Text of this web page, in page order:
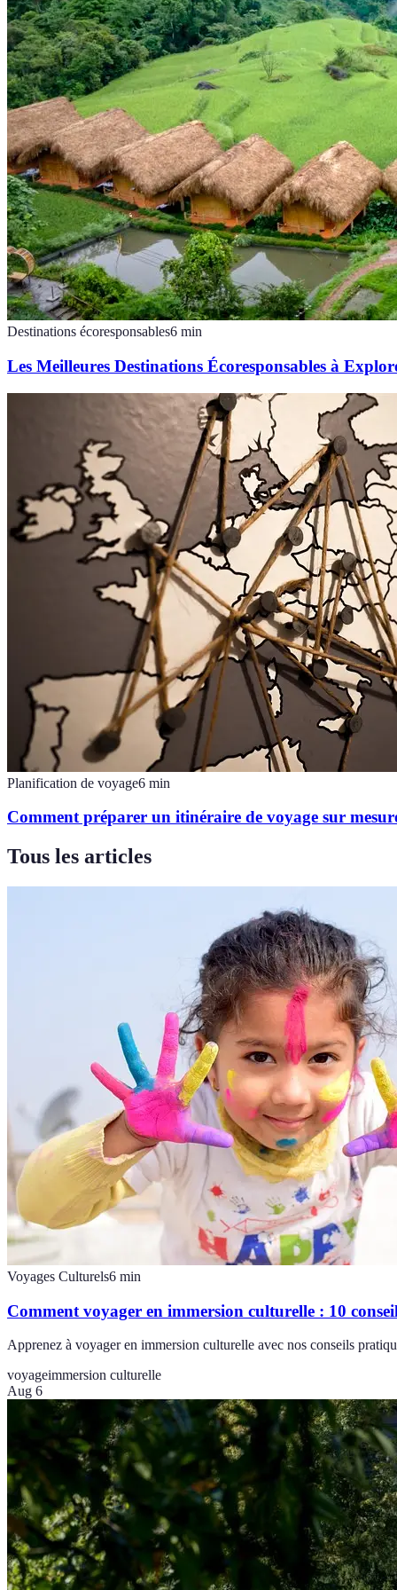
Destinations écoresponsables6 min
Les Meilleures Destinations Écoresponsables à
Planification de voyage6 min
Comment préparer un itinéraire de voyage sur
Tous les articles
Voyages Culturels6 min
Comment voyager en immersion culturelle : 10
Apprenez à voyager en immersion culturelle avec nos conseils
voyageimmersion culturelle
Aug 6